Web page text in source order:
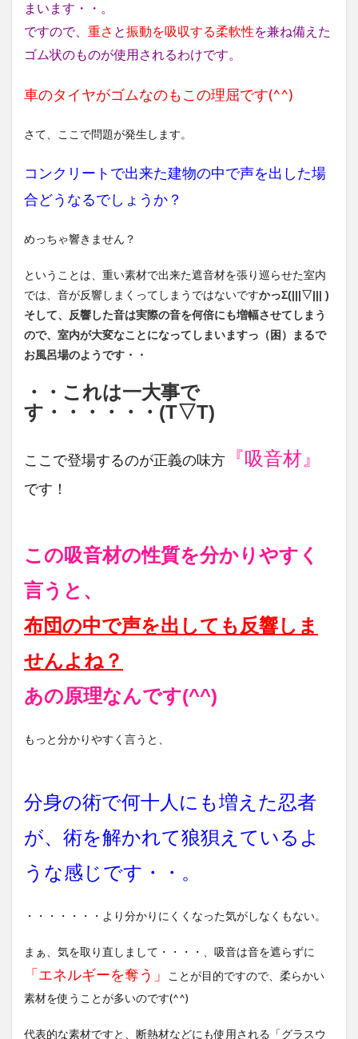
まいます・・。
ですので、 重さ と振動を吸収する柔軟性を兼ね備えた
ゴム状のものが使用されるわけです。
車のタイヤがゴムなのもこの理屈です(^^)
さて、ここで問題が発生します。
コンクリートで出来た建物の中で声を出した場
合どうなるでしょうか？
めっちゃ響きません？
ということは、重い素材で出来た遮音材を張り巡らせた室内
では、音が反響しまくってしまうではないですかっΣ(|||▽||| )
そして、反響した音は実際の音を何倍にも増幅させてしまう
ので、室内が大変なことになってしまいますっ（困）まるで
お風呂場のようです・・
・・これは一大事で
す・・・・・・(T▽T)
ここで登場するのが正義の味方 『吸音材』
です！
この吸音材の性質を分かりやすく
言うと、
布団の中で声を出しても反響しま
せんよね？
あの原理なんです(^^)
もっと分かりやすく言うと、
分身の術で何十人にも増えた忍者
が、術を解かれて狼狽えているよ
うな感じです・・。
・・・・・・・より分かりにくくなった気がしなくもない。
まぁ、気を取り直しまして・・・・、吸音は音を遮らずに
「エネルギーを奪う」
ことが目的ですので、柔らかい
素材を使うことが多いのです(^^)
代表的な素材ですと、断熱材などにも使用される「グラスウ